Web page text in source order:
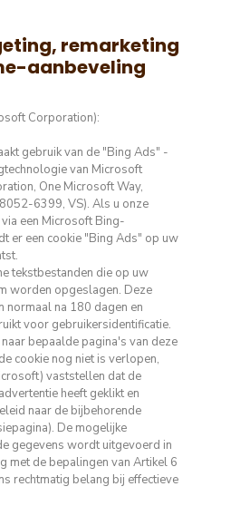
remarketing
aanbeveling
Corporation):
gebruik van de "Bing Ads" -
van Microsoft
One Microsoft Way,
6399, VS). Als u onze
een Microsoft Bing-
er een cookie "Bing Ads" op uw
tekstbestanden die op uw
worden opgeslagen. Deze
normaal na 180 dagen en
voor gebruikersidentificatie.
bepaalde pagina's van deze
cookie nog niet is verlopen,
vaststellen dat de
heeft geklikt en
naar de bijbehorende
De mogelijke
gegevens wordt uitgevoerd in
met de bepalingen van Artikel 6
rechtmatig belang bij effectieve